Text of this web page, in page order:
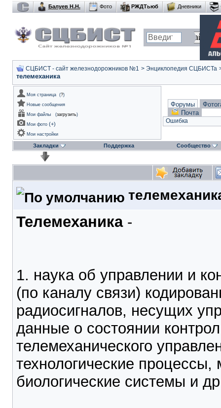
Балуев Н.Н. Фото РЖДТьюб Дневники
СЦБИСТ - сайт железнодорожников №1 > Энциклопедия СЦБИСТа
телемеханика
Моя страница (?)
Новые сообщения
Мои файлы
(загрузить)
Мои фото (+)
Мои настройки
Форумы
Почта
Ошибка
Закладки Поддержка Сообщество
Телемеханика-
1. наука об управлении и
(по каналу связи)
радиосигналов, несущих
данные о состоянии
телемеханического
технологические
биологические системы и